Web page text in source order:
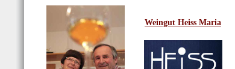
Weingut Heiss Maria